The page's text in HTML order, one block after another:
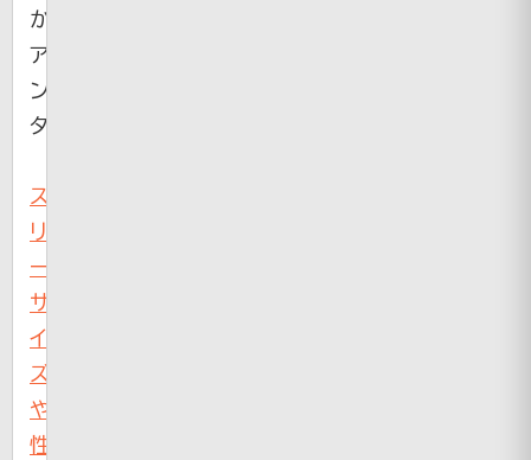
か、
ア
ン
タ・・・
ス
リ
ー
サ
イ
ズ
や
性